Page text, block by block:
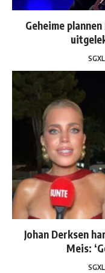
Geheime
Johan Derksen
Meis: